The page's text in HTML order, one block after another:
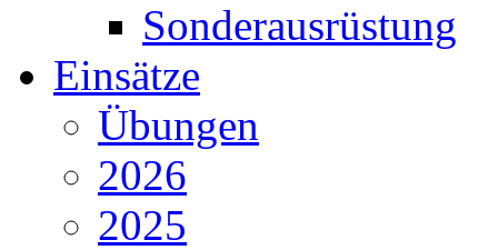
Sonderausrüstung
Einsätze
Übungen
2026
2025